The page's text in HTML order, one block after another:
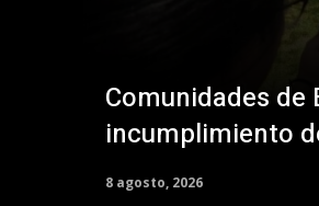
Comunidades de
incumplimiento
8 agosto, 2026